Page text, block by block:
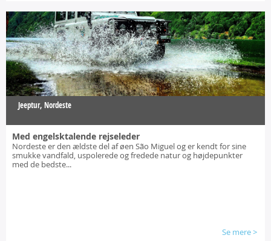
Jeeptur, Nordeste
Med engelsktalende rejseleder
Nordeste er den ældste del af øen São Miguel og er kendt for sine
smukke vandfald, uspolerede og fredede natur og højdepunkter
med de bedste...
Se mere>